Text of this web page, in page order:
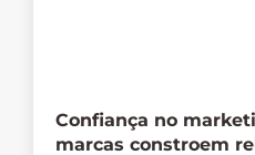
Confiança no
marcas constroem